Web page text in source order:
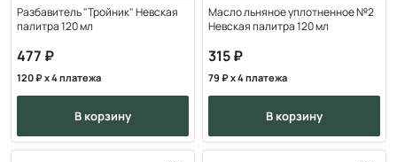
Разбавитель "Тройник" Невская
палитра 120 мл
477
120 x 4 платежа
в корзину
Масло льняное уплотненное №2
Невская палитра 120 мл
315
79 x 4 платежа
в корзину